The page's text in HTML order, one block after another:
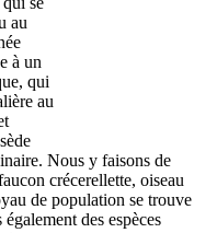
au
à un
qui
au
Nous y faisons de
crécerellette, oiseau
de population se trouve
des espèces